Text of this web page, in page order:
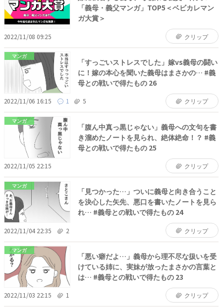
「義母・義父マンガ」TOP5＜ベビカレマン
ガ大賞＞
2022/11/08 09:25 クリップ
マンガ
「すっごいストレスでした」嫁vs義母の闘い
に！嫁の本心を聞いた義母はまさかの… #義
母との戦いで得たもの 26
2022/11/06 16:15 1 5 クリップ
マンガ
「腹ん中真っ黒じゃない」義母への文句を書
き溜めたノートを見られ、絶体絶命！？ #義
母との戦いで得たもの 25
2022/11/05 22:15 クリップ
マンガ
「見つかった…」ついに義母と向き合うこと
を決心した矢先、悪口を書いたノートを見ら
れ… #義母との戦いで得たもの 24
2022/11/04 22:35 2 クリップ
マンガ
「悪い癖だよ…」義母から理不尽な扱いを受
けている姉に、実妹が放ったまさかの言葉と
は… #義母との戦いで得たもの 23
2022/11/03 22:15 1 クリップ